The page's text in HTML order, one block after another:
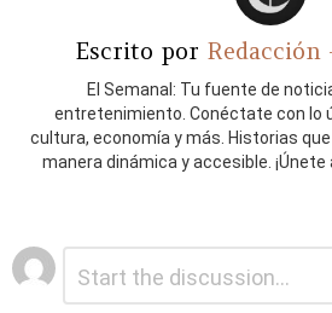
Escrito por Redacción
El Semanal: Tu fuente de
entretenimiento. Conéctate con lo
cultura, economía y más. Historias
manera dinámica y accesible.
Deja
una